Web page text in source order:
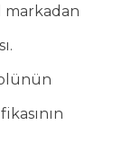
markadan